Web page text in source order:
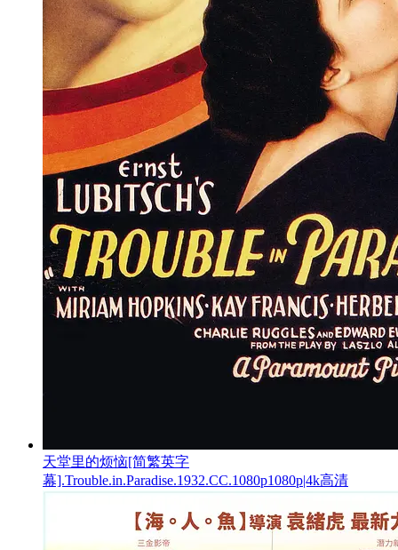
天堂里的烦恼[简繁英字
幕].Trouble.in.Paradise.1932.CC.1080p1080p|4k高清